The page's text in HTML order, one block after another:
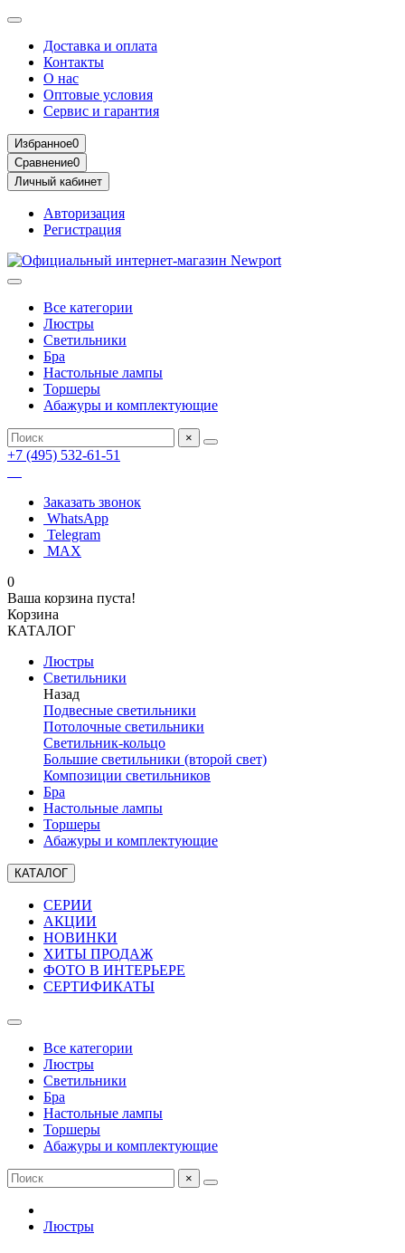
Доставка и оплата
Контакты
О нас
Оптовые условия
Сервис и гарантия
Избранное0
Сравнение0
Личный кабинет
Авторизация
Регистрация
Все категории
Люстры
Светильники
Бра
Настольные лампы
Торшеры
Абажуры и комплектующие
×
+7 (495) 532-61-51
Заказать звонок
WhatsApp
Telegram
MAX
0
Ваша корзина пуста!
Корзина
КАТАЛОГ
Люстры
Светильники
Назад
Подвесные светильники
Потолочные светильники
Светильник-кольцо
Большие светильники (второй свет)
Композиции светильников
Бра
Настольные лампы
Торшеры
Абажуры и комплектующие
КАТАЛОГ
СЕРИИ
АКЦИИ
НОВИНКИ
ХИТЫ ПРОДАЖ
ФОТО В ИНТЕРЬЕРЕ
СЕРТИФИКАТЫ
Все категории
Люстры
Светильники
Бра
Настольные лампы
Торшеры
Абажуры и комплектующие
×
Люстры